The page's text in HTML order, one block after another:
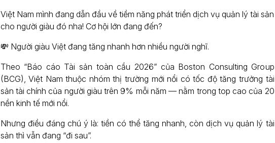
Việt Nam mình đang dẫn đầu về tiềm năng phát triển dịch vụ quản lý tài sản
cho người giàu đó nha! Cơ hội lớn đang đến?
💸 Người giàu Việt đang tăng nhanh hơn nhiều người nghĩ.
Theo “Báo cáo Tài sản toàn cầu 2026” của Boston Consulting Group
(BCG), Việt Nam thuộc nhóm thị trường mới nổi có tốc độ tăng trưởng tài
sản tài chính của người giàu trên 9% mỗi năm — nằm trong top cao của 20
nền kinh tế mới nổi.
Nhưng điều đáng chú ý là: tiền có thể tăng nhanh, còn dịch vụ quản lý tài
sản thì vẫn đang “đi sau”.